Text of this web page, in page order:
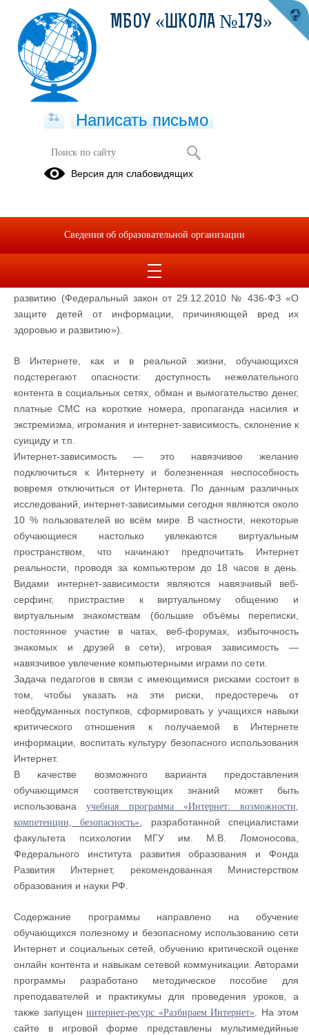
Педагогическим работникам
Информационная безопасность детей – это состояние
защищенности детей, при котором отсутствует риск,
распространяемой в сети Интернет, вреда их здоровью,
развитию (Федеральный закон от 29.12.2010 № 436-ФЗ «О
защите детей от информации, причиняющей вред их
здоровью и развитию»).
В Интернете, как и в реальной жизни, обучающихся
подстерегают опасности: доступность нежелательного
контента в социальных сетях, обман и вымогательство денег,
платные СМС на короткие номера, пропаганда насилия и
экстремизма, игромания и интернет-зависимость, склонение к
суициду и т.п.
Интернет-зависимость — это навязчивое желание
подключиться к Интернету и болезненная неспособность
вовремя отключиться от Интернета. По данным различных
исследований, интернет-зависимыми сегодня являются около
10 % пользователей во всём мире. В частности, некоторые
обучающиеся настолько увлекаются виртуальным
пространством, что начинают предпочитать Интернет
реальности, проводя за компьютером до 18 часов в день.
Видами интернет-зависимости являются навязчивый веб-
серфинг, пристрастие к виртуальному общению и
виртуальным знакомствам (большие объёмы переписки,
постоянное участие в чатах, веб-форумах, избыточность
знакомых и друзей в сети), игровая зависимость —
навязчивое увлечение компьютерными играми по сети.
Задача педагогов в связи с имеющимися рисками состоит в
том, чтобы указать на эти риски, предостеречь от
необдуманных поступков, сформировать у учащихся навыки
критического отношения к получаемой в Интернете
информации, воспитать культуру безопасного использования
Интернет.
В качестве возможного варианта предоставления
обучающимся соответствующих знаний может быть
использованаучебная программа «Интернет: возможности,
компетенции, безопасность»
, разработанной специалистами
факультета психологии МГУ им. М.В. Ломоносова,
Федерального института развития образования и Фонда
Развития Интернет, рекомендованная Министерством
образования и науки РФ.
Содержание программы направлено на обучение
обучающихся полезному и безопасному использованию сети
Интернет и социальных сетей, обучению критической оценке
онлайн контента и навыкам сетевой коммуникации. Авторами
программы разработано методическое пособие для
преподавателей и практикумы для проведения уроков, а
также запущен интернет-ресурс «Разбираем Интернет» . На этом
сайте в игровой форме представлены мультимедийные
МБОУ «ШКОЛА №179»
Написать письмо
Версия для слабовидящих
Сведения об образовательной организации